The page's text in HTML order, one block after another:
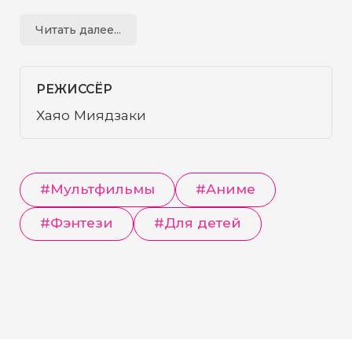
а он, в свою очередь, вернет ей
Читать далее...
РЕЖИССЁР
Хаяо Миядзаки
#Мультфильмы #Аниме
#Фэнтези #Для детей